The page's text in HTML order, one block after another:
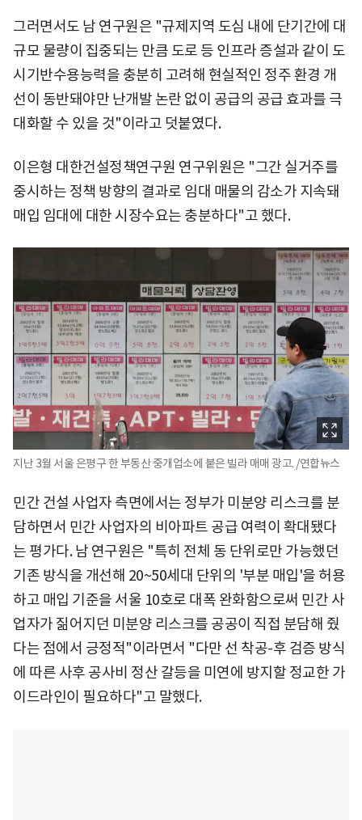
그러면서도 남 연구원은 "규제지역 도심 내에 단기간에 대
규모 물량이 집중되는 만큼 도로 등 인프라 증설과 같이 도
시기반수용능력을 충분히 고려해 현실적인 정주 환경 개
선이 동반돼야만 난개발 논란 없이 공급의 공급 효과를 극
대화할 수 있을 것"이라고 덧붙였다.
이은형 대한건설정책연구원 연구위원은 "그간 실거주를
중시하는 정책 방향의 결과로 임대 매물의 감소가 지속돼
매입 임대에 대한 시장수요는 충분하다"고 했다.
지난 3월 서울 은평구 한 부동산 중개업소에 붙은 빌라 매매 광고. /연합뉴스
민간 건설 사업자 측면에서는 정부가 미분양 리스크를 분
담하면서 민간 사업자의 비아파트 공급 여력이 확대됐다
는 평가다. 남 연구원은 "특히 전체 동 단위로만 가능했던
기존 방식을 개선해 20~50세대 단위의 '부분 매입'을 허용
하고 매입 기준을 서울 10호로 대폭 완화함으로써 민간 사
업자가 짊어지던 미분양 리스크를 공공이 직접 분담해 줬
다는 점에서 긍정적"이라면서 "다만 선 착공-후 검증 방식
에 따른 사후 공사비 정산 갈등을 미연에 방지할 정교한 가
이드라인이 필요하다"고 말했다.